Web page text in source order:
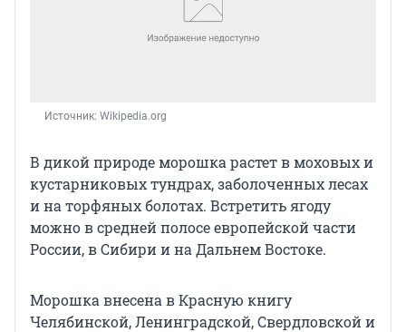
Источник: Wikipedia.org
В дикой природе морошка растет в моховых и
кустарниковых тундрах, заболоченных лесах
и на торфяных болотах. Встретить ягоду
можно в средней полосе европейской части
России, в Сибири и на Дальнем Востоке.
Морошка внесена в Красную книгу
Челябинской, Ленинградской, Свердловской и